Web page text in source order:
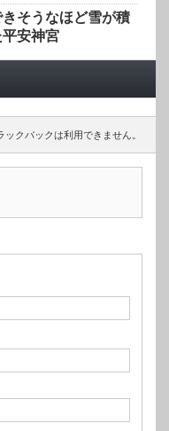
そうなほど雪が積
平安神宮
ックバックは利用できません。